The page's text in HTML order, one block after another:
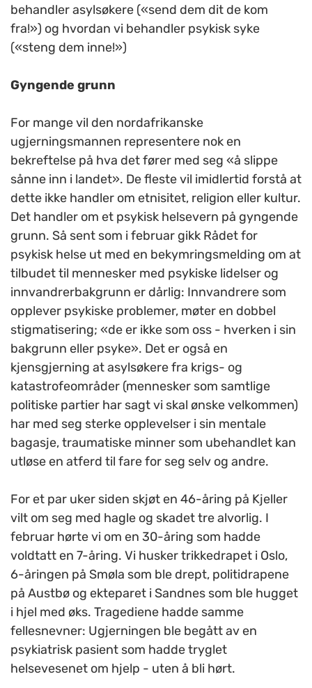
behandler asylsøkere («send dem dit de kom
fra!») og hvordan vi behandler psykisk syke
(«steng dem inne!»)
Gyngende grunn
For mange vil den nordafrikanske
ugjerningsmannen representere nok en
bekreftelse på hva det fører med seg «å slippe
sånne inn i landet». De fleste vil imidlertid forstå at
dette ikke handler om etnisitet, religion eller kultur.
Det handler om et psykisk helsevern på gyngende
grunn. Så sent som i februar gikk Rådet for
psykisk helse ut med en bekymringsmelding om at
tilbudet til mennesker med psykiske lidelser og
innvandrerbakgrunn er dårlig: Innvandrere som
opplever psykiske problemer, møter en dobbel
stigmatisering; «de er ikke som oss - hverken i sin
bakgrunn eller psyke». Det er også en
kjensgjerning at asylsøkere fra krigs- og
katastrofeområder (mennesker som samtlige
politiske partier har sagt vi skal ønske velkommen)
har med seg sterke opplevelser i sin mentale
bagasje, traumatiske minner som ubehandlet kan
utløse en atferd til fare for seg selv og andre.
For et par uker siden skjøt en 46-åring på Kjeller
vilt om seg med hagle og skadet tre alvorlig. I
februar hørte vi om en 30-åring som hadde
voldtatt en 7-åring. Vi husker trikkedrapet i Oslo,
6-åringen på Smøla som ble drept, politidrapene
på Austbø og ekteparet i Sandnes som ble hugget
i hjel med øks. Tragediene hadde samme
fellesnevner: Ugjerningen ble begått av en
psykiatrisk pasient som hadde tryglet
helsevesenet om hjelp - uten å bli hørt.